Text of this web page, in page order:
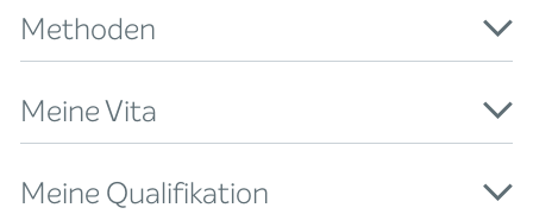
Methoden
Meine Vita
Meine Qualifikation